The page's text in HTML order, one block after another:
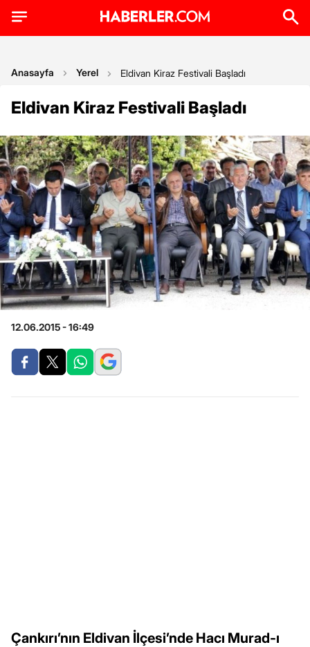
Anasayfa Yerel Eldivan Kiraz Festivali Başladı
Eldivan Kiraz Festivali Başladı
12.06.2015 - 16:49
Çankırı’nın Eldivan İlçesi’nde Hacı Murad-ı